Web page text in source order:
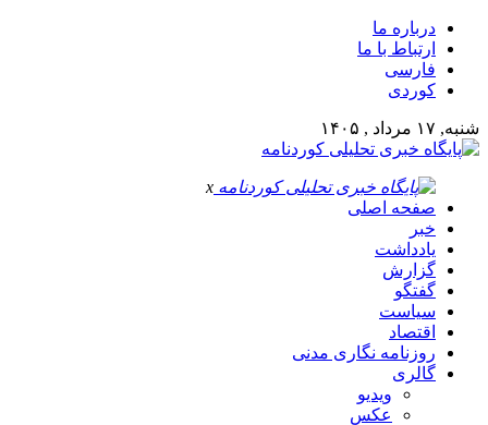
درباره ما
ارتباط با ما
فارسی
کوردی
شنبه, ۱۷ مرداد , ۱۴۰۵
x
صفحه اصلی
خبر
یادداشت
گزارش
گفتگو
سیاست
اقتصاد
روزنامه نگاری مدنی
گالری
ویدیو
عکس